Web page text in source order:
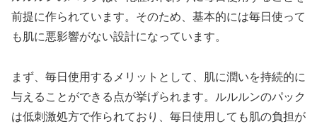
前提に作られています。そのため、基本的には毎日使って
も肌に悪影響がない設計になっています。
まず、毎日使用するメリットとして、肌に潤いを持続的に
与えることができる点が挙げられます。ルルルンのパック
は低刺激処方で作られており、毎日使用しても肌の負担が